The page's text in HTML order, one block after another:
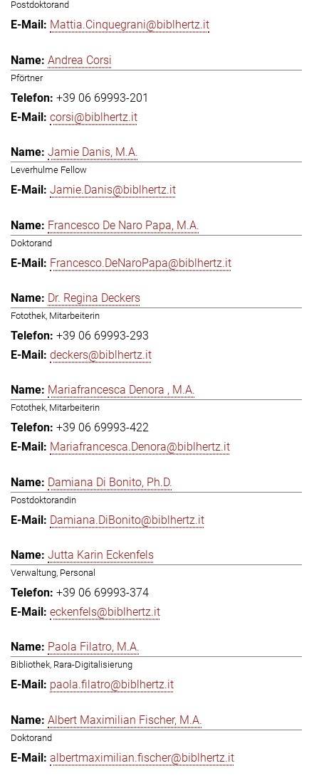
Postdoktorand
Mattia.Cinquegrani@biblhertz.it
Andrea Corsi
Pförtner
+39 06 69993-201
corsi@biblhertz.it
Jamie Danis, M.A.
Leverhulme Fellow
Jamie.Danis@biblhertz.it
Francesco De Naro Papa, M.A.
Doktorand
Francesco.DeNaroPapa@biblhertz.it
Dr. Regina Deckers
Fotothek, Mitarbeiterin
+39 06 69993-293
deckers@biblhertz.it
Mariafrancesca Denora , M.A.
Fotothek, Mitarbeiterin
+39 06 69993-422
Mariafrancesca.Denora@biblhertz.it
Damiana Di Bonito, Ph.D.
Postdoktorandin
Damiana.DiBonito@biblhertz.it
Jutta Karin Eckenfels
Verwaltung, Personal
+39 06 69993-374
eckenfels@biblhertz.it
Paola Filatro, M.A.
Bibliothek, Rara-Digitalisierung
paola.filatro@biblhertz.it
Albert Maximilian Fischer, M.A.
Doktorand
albertmaximilian.fischer@biblhertz.it